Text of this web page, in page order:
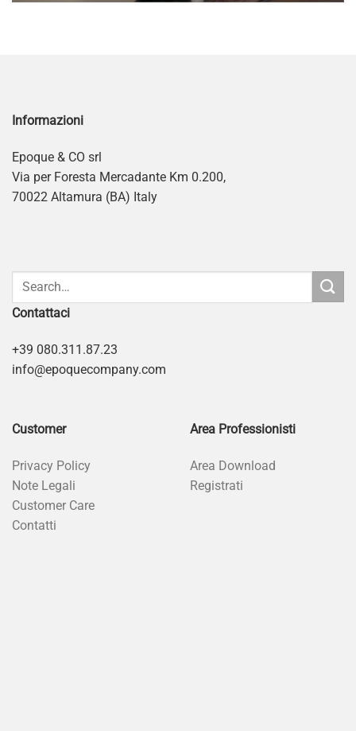
Informazioni
Epoque & CO srl
Via per Foresta Mercadante Km 0.200,
70022 Altamura (BA) Italy
Contattaci
+39 080.311.87.23
info@epoquecompany.com
Customer
Privacy Policy
Note Legali
Customer Care
Contatti
Area Professionisti
Area Download
Registrati